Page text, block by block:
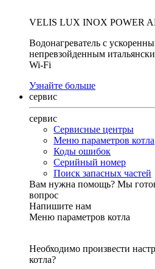
VELIS LUX INOX POWER
Водонагреватель с
непревзойденным
Wi-Fi
Узнайте больше
сервис
сервис
Сервисные центры
Меню параметров котла
Коды ошибок
Серийный номер
Поиск запасных частей
Вам нужна помощь? Мы
вопрос
Напишите нам
Меню параметров котла
Необходимо произвести
котла?